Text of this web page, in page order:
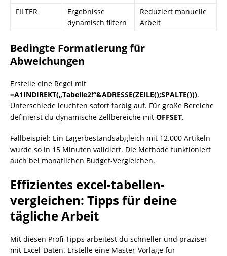
FILTER
Ergebnisse
dynamisch filtern
Reduziert manuelle
Arbeit
Bedingte Formatierung für
Abweichungen
Erstelle eine Regel mit
=A1INDIREKT(„Tabelle2!“&ADRESSE(ZEILE();SPALTE())).
Unterschiede leuchten sofort farbig auf. Für große Bereiche
definierst du dynamische Zellbereiche mit OFFSET.
Fallbeispiel: Ein Lagerbestandsabgleich mit 12.000 Artikeln
wurde so in 15 Minuten validiert. Die Methode funktioniert
auch bei monatlichen Budget-Vergleichen.
Effizientes excel-tabellen-
vergleichen: Tipps für deine
tägliche Arbeit
Mit diesen Profi-Tipps arbeitest du schneller und präziser
mit Excel-Daten. Erstelle eine Master-Vorlage für